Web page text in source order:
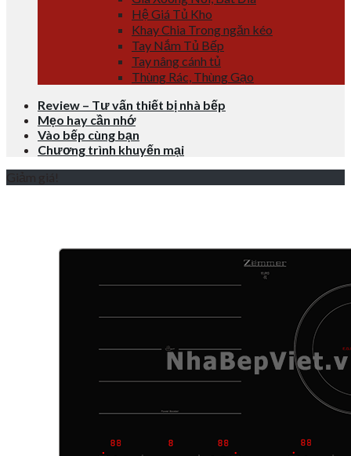
Hệ Giá Tủ Kho
Khay Chia Trong ngăn kéo
Tay Nắm Tủ Bếp
Tay nâng cánh tủ
Thùng Rác, Thùng Gạo
Review – Tư vấn thiết bị nhà bếp
Mẹo hay cần nhớ
Vào bếp cùng bạn
Chương trình khuyến mại